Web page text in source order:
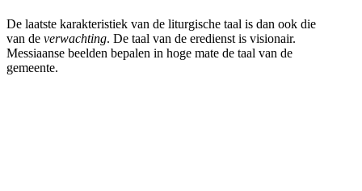
De laatste karakteristiek van de liturgische taal is dan ook die
van de verwachting. De taal van de eredienst is visionair.
Messiaanse beelden bepalen in hoge mate de taal van de
gemeente.